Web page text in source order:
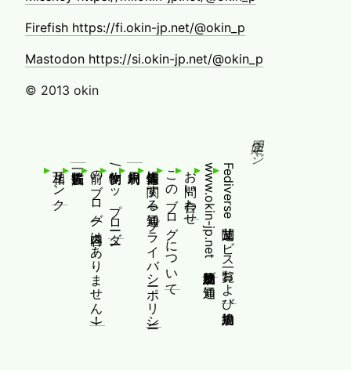
Firefish https://fi.okin-jp.net/@okin_p
Mastodon https://si.okin-jp.net/@okin_p
© 2013 okin
固定ページ
Fediverse関連サービス一覧および追加規約
www.okin-jp.net 追加規約及び通知
お問い合わせ
このブログについて
個人情報等に関する通知(プライバシーポリシー)
制作物/アップローダー
前のブログ(内容はありません！)
相互リンク